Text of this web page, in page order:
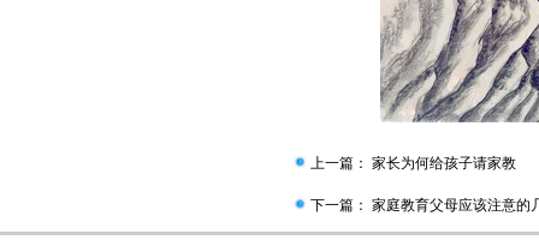
上一篇： 家长为何给孩子请家教
下一篇： 家庭教育父母应该注意的